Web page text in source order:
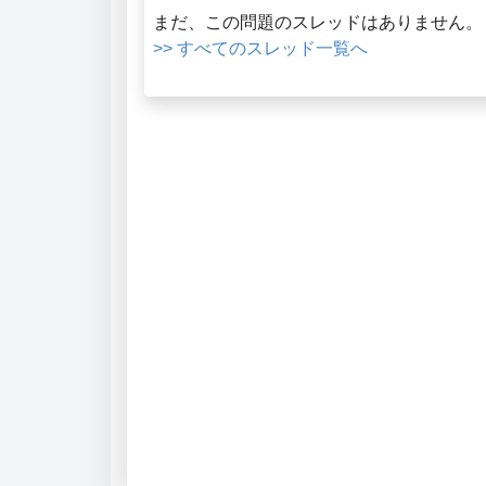
まだ、この問題のスレッドはありません。
>> すべてのスレッド一覧へ